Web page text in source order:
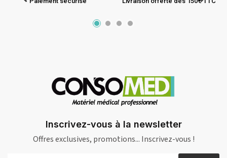
Inscrivez-vous à la newsletter
Offres exclusives, promotions... Inscrivez-vous !